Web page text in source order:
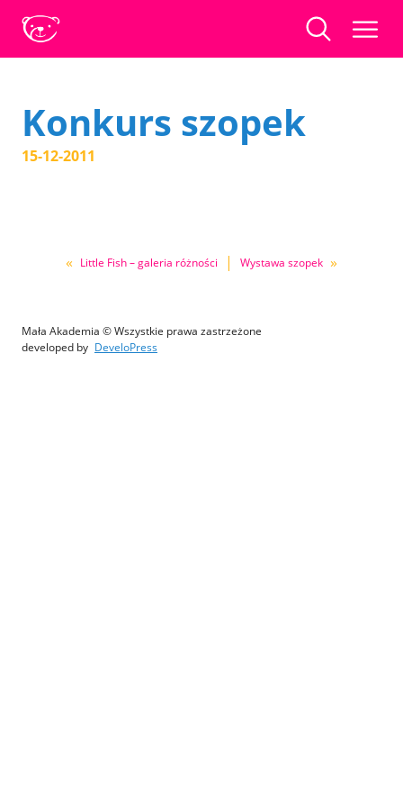
Konkurs szopek
15-12-2011
« Little Fish – galeria różności | Wystawa szopek »
Mała Akademia © Wszystkie prawa zastrzeżone
developed by DeveloPress